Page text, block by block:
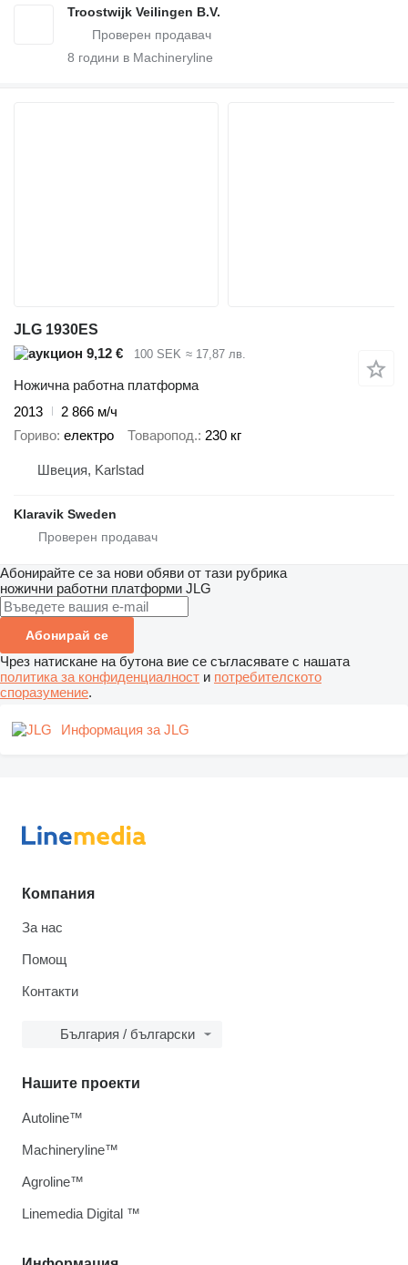
Troostwijk Veilingen B.V.
8 години в Machineryline
JLG 1930ES
9,12 €
100 SEK ≈ 17,87 лв.
Ножична работна платформа
2013
2 866 м/ч
Гориво електро Товаропод. 230 кг
Швеция, Karlstad
Klaravik Sweden
Абонирайте се за нови обяви от тази рубрика
ножични работни платформи JLG
Абонирай се
Чрез натискане на бутона вие се съгласявате с нашата
политика за конфиденциалност и потребителското
споразумение.
Информация за JLG
Компания
За нас
Помощ
Контакти
България / български
Нашите проекти
Autoline™
Machineryline™
Agroline™
Linemedia Digital ™